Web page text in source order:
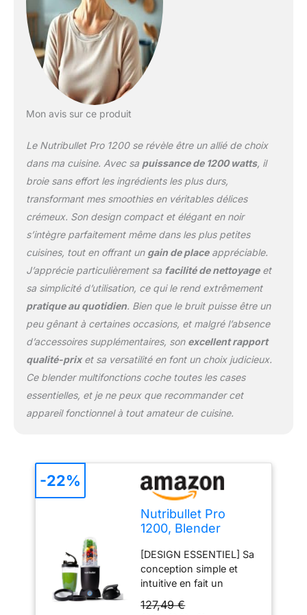
[L'ENSEMBLE
COMPREND] (1) base
moteur de 1200W, (1)
Lame d'extraction, (1)
tasse de 900m (1) tasse
de 700ml, (2) anneau, (2)
compacte et optimisé de
900 Watts transforme
tout les aliments, des
fraises aux épinards, en
préparation nutritive
[POUR LE NETTOYAGE]
Il suffit de dévisser les
lames, de les rincer à
placer les tasses dans le
lave-vaisselle
Mon avis sur ce produit
Le Nutribullet Pro 1200 se révèle être un allié de choix
dans ma cuisine. Avec sa puissance de 1200 watts, il
broie sans effort les ingrédients les plus durs,
transformant mes smoothies en véritables délices
crémeux. Son design compact et élégant en noir
s’intègre parfaitement même dans les plus petites
cuisines, tout en offrant un gain de placeappréciable.
J’apprécie particulièrement sa facilité de nettoyageet
sa simplicité d’utilisation, ce qui le rend extrêmement
pratique au quotidien. Bien que le bruit puisse être un
peu gênant à certaines occasions, et malgré l’absence
d’accessoires supplémentaires, son excellent rapport
qualité-prixet sa versatilité en font un choix judicieux.
Ce blender multifonctions coche toutes les cases
essentielles, et je ne peux que recommander cet
appareil fonctionnel à tout amateur de cuisine.
Nutribullet Pro
1200, Blender
Smoothie Blender,
Blender
multifonctions,
puissance 1200w,
[DESIGN ESSENTIEL] Sa
conception simple et
intuitive en fait un
utiliserez au quotidien
127,49 €
-22%